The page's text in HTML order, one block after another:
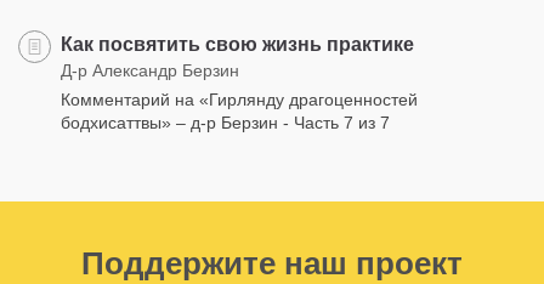
Как посвятить свою жизнь практике
Д-р Александр Берзин
Комментарий на «Гирлянду драгоценностей
бодхисаттвы» – д-р Берзин - Часть 7 из 7
Поддержите наш проект